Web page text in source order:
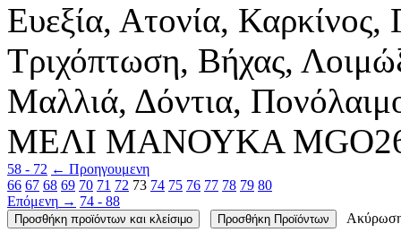
Ευεξία, Ατονία, Καρκίνος,
Τριχόπτωση, Βήχας,
Μαλλιά, Δόντια,
ΜΕΛΙ ΜΑΝΟΥΚΑ
58 - 72 ← Προηγουμενη
66 67 68 69 70 71 72 73 74 75 76 77 78 79 80
Επόμενη → 74 - 88
Προσθήκη προϊόντων και κλείσιμο Προσθήκη Προϊόντων